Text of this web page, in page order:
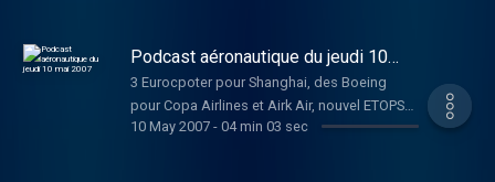
Podcast aéronautique du jeudi 10
mai 2007
3 Eurocpoter pour Shanghai, des Boeing
pour Copa Airlines et Airk Air, nouvel ETOPS
pour l'Embraer 190, 3 Q300 pour Air
10 May 2007- 04 min 03 sec